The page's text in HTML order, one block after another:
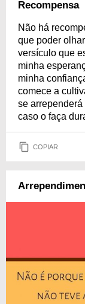
Recompensa
Não há
que poder
versículo que
minha
minha
comece a
se
caso o faça
COPIAR